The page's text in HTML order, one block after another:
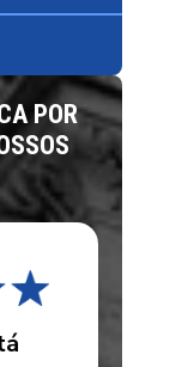
POR